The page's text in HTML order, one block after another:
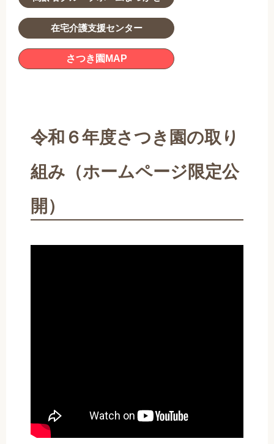
在宅介護支援センター
さつき園MAP
令和６年度さつき園の取り
組み（ホームページ限定公
開）